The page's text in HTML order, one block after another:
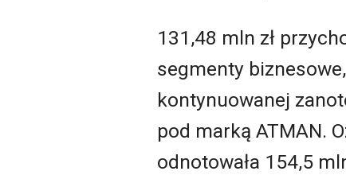
131,48 mln zł
segmenty
kontynuowanej
pod marką ATMAN.
odnotowała 154,5